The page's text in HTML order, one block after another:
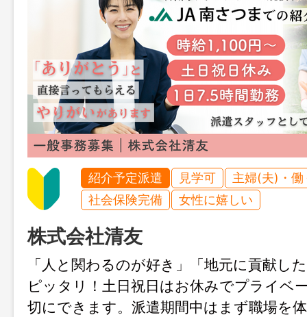
紹介予定派遣 見学可
主婦(夫)・働
社会保険完備
女性に嬉しい
株式会社清友
「人と関わるのが好き」「地元に貢献し
ピッタリ！土日祝日はお休みでプライベ
切にできます。派遣期間中はまず職場を